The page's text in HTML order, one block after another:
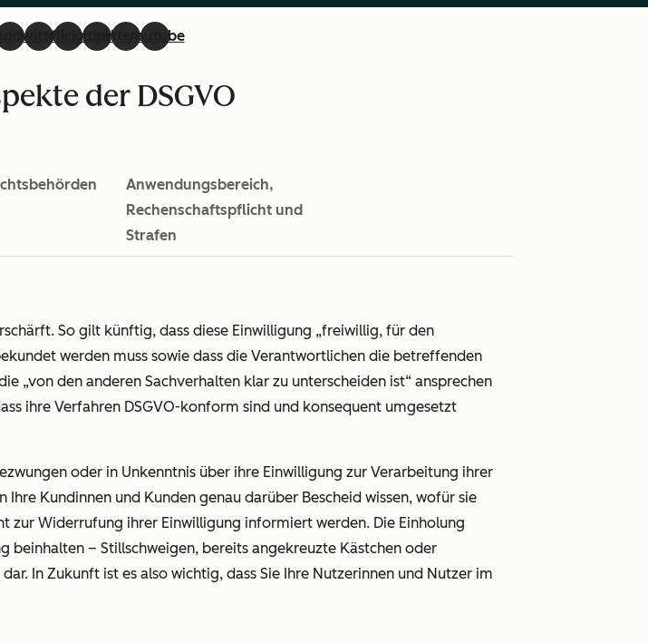
twitterflickrgithubpinterestyoutube
der DSGVO
Anwendungsbereich,
Rechenschaftspflicht und
Strafen
So gilt künftig, dass diese Einwilligung „freiwillig, für den
werden muss sowie dass die Verantwortlichen die betreffenden
„von den anderen Sachverhalten klar zu unterscheiden ist“ ansprechen
ihre Verfahren DSGVO-konform sind und konsequent umgesetzt
oder in Unkenntnis über ihre Einwilligung zur Verarbeitung ihrer
Kundinnen und Kunden genau darüber Bescheid wissen, wofür sie
zur Widerrufung ihrer Einwilligung informiert werden. Die Einholung
beinhalten – Stillschweigen, bereits angekreuzte Kästchen oder
In Zukunft ist es also wichtig, dass Sie Ihre Nutzerinnen und Nutzer im